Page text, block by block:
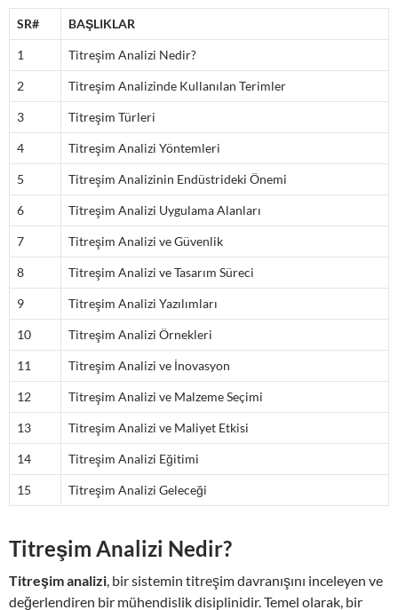
SR# BAŞLIKLAR
1 Titreşim Analizi Nedir?
2 Titreşim Analizinde Kullanılan Terimler
3 Titreşim Türleri
4 Titreşim Analizi Yöntemleri
5 Titreşim Analizinin Endüstrideki Önemi
6 Titreşim Analizi Uygulama Alanları
7 Titreşim Analizi ve Güvenlik
8 Titreşim Analizi ve Tasarım Süreci
9 Titreşim Analizi Yazılımları
10 Titreşim Analizi Örnekleri
11 Titreşim Analizi ve İnovasyon
12 Titreşim Analizi ve Malzeme Seçimi
13 Titreşim Analizi ve Maliyet Etkisi
14 Titreşim Analizi Eğitimi
15 Titreşim Analizi Geleceği
Titreşim Analizi Nedir?
Titreşim analizi, bir sistemin titreşim davranışını inceleyen ve
değerlendiren bir mühendislik disiplinidir. Temel olarak, bir